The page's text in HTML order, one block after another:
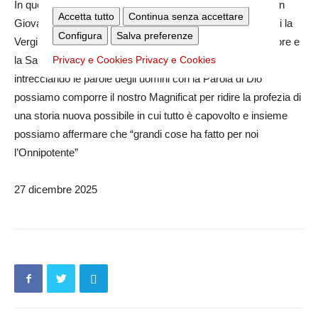
Accetta tutto
Continua senza accettare
Configura
Salva preferenze
Privacy e Cookies Privacy e Cookies
In questa nuova tappa che si apre davanti a noi ci aiuti San
Giovanni evangelista, il discepolo amato, interceda per noi la
Vergine Santissima, la Madre della fiducia, del Divino Amore e
la Salvezza del popolo romano perché con lei e come
intrecciando le parole degli uomini con la Parola di Dio
possiamo comporre il nostro Magnificat per ridire la profezia di
una storia nuova possibile in cui tutto è capovolto e insieme
possiamo affermare che “grandi cose ha fatto per noi
l’Onnipotente”
27 dicembre 2025